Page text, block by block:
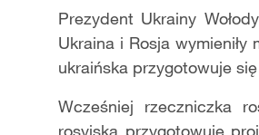
Prezydent Ukrainy
Ukraina i Rosja
ukraińska przygotowuje
Wcześniej rzeczniczka
rosyjska przygotowuje